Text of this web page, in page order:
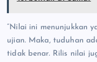
‎”Nilai ini menunjukkan
ujian. Maka, tuduhan
tidak benar. Rilis nilai